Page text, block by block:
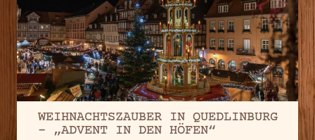
WEIHNACHTSZAUBER IN QUEDLINBURG
– „ADVENT IN DEN HÖFEN“